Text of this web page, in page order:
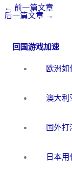
← 前一篇文章
后一篇文章 →
回国游戏加速